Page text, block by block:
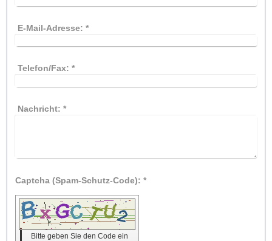
E-Mail-Adresse: *
Telefon/Fax: *
Nachricht: *
Captcha (Spam-Schutz-Code): *
Bitte geben Sie den Code ein